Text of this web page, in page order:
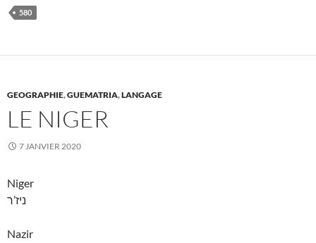
580
GEOGRAPHIE,GUEMATRIA,LANGAGE
LE NIGER
7 JANVIER 2020
Niger
ניז’ר
Nazir